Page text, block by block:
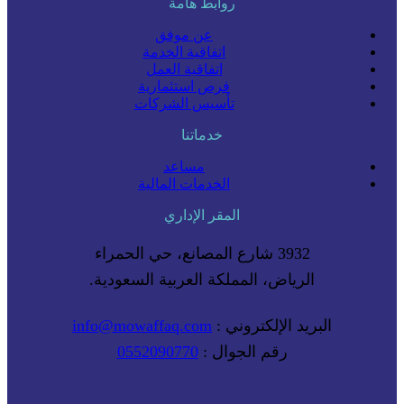
روابط هامة
عن موفق
اتفاقية الخدمة
اتفاقية العمل
فرص استثمارية
تأسيس الشركات
خدماتنا
مساعد
الخدمات المالية
المقر الإداري
3932 شارع المصانع، حي الحمراء
الرياض، المملكة العربية السعودية.
البريد الإلكتروني : info@mowaffaq.com
رقم الجوال :0552090770